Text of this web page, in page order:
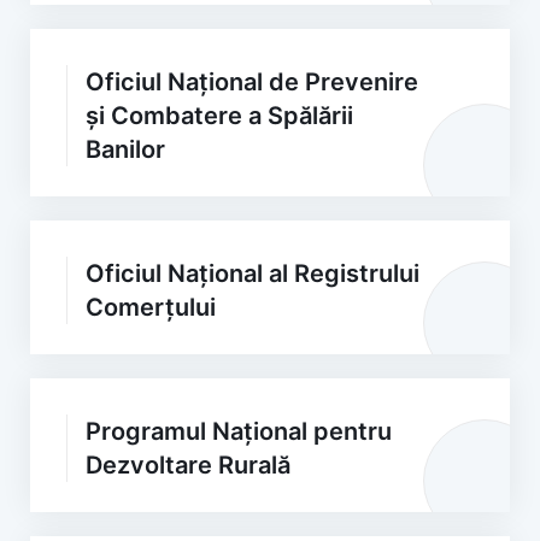
Oficiul Național de Prevenire
și Combatere a Spălării
Banilor
Oficiul Național al Registrului
Comerțului
Programul Național pentru
Dezvoltare Rurală